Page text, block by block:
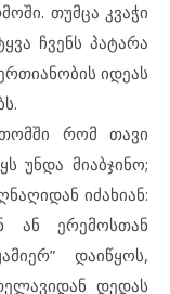
თუმცა კვაჭი
ჩვენს პატარა
იდეას
რომ თავი
უნდა მიაბჯინო;
იძახიან:
ან ერემოსთან
დაიწყოს,
დედას